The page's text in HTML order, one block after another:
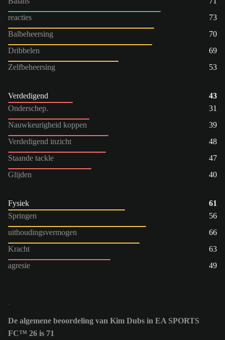
reacties
73
Balbeheersing
70
Dribbelen
69
Zelfbeheersing
53
Verdedigend
43
Onderschep.
31
Nauwkeurigheid koppen
39
Verdedigend inzicht
48
Staande tackle
47
Glijden
40
Fysiek
61
Springen
56
uithoudingsvermogen
66
Kracht
63
agresie
49
De algemene beoordeling van Kim Dubs in EA SPORTS
FC™ 26 is 71